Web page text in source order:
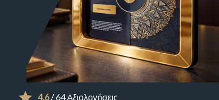
4.6/ 64 Αξιολογήσεις